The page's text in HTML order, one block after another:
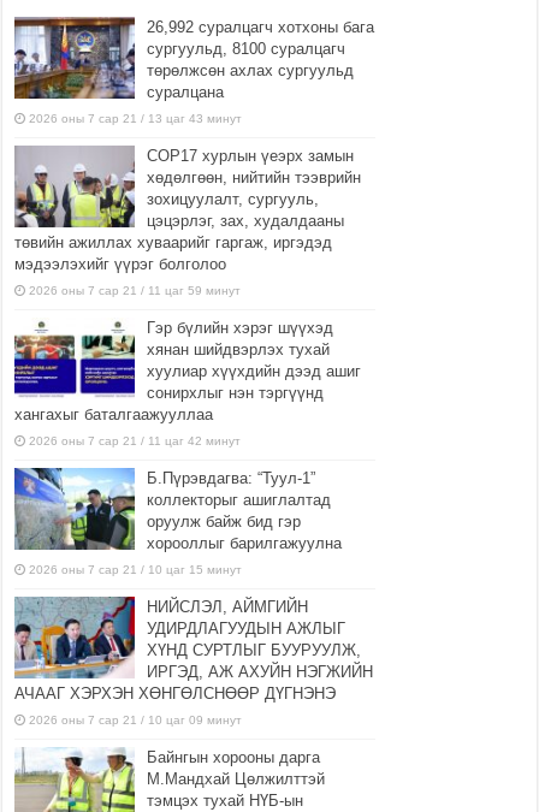
26,992 суралцагч хотхоны бага
сургуульд, 8100 суралцагч
төрөлжсөн ахлах сургуульд
суралцана
2026 оны 7 сар 21 / 13 цаг 43 минут
COP17 хурлын үеэрх замын
хөдөлгөөн, нийтийн тээврийн
зохицуулалт, сургууль,
цэцэрлэг, зах, худалдааны
төвийн ажиллах хуваарийг гаргаж, иргэдэд
мэдээлэхийг үүрэг болголоо
2026 оны 7 сар 21 / 11 цаг 59 минут
Гэр бүлийн хэрэг шүүхэд
хянан шийдвэрлэх тухай
хуулиар хүүхдийн дээд ашиг
сонирхлыг нэн тэргүүнд
хангахыг баталгаажууллаа
2026 оны 7 сар 21 / 11 цаг 42 минут
Б.Пүрэвдагва: “Туул-1”
коллекторыг ашиглалтад
оруулж байж бид гэр
хорооллыг барилгажуулна
2026 оны 7 сар 21 / 10 цаг 15 минут
НИЙСЛЭЛ, АЙМГИЙН
УДИРДЛАГУУДЫН АЖЛЫГ
ХҮНД СУРТЛЫГ БУУРУУЛЖ,
ИРГЭД, АЖ АХУЙН НЭГЖИЙН
АЧААГ ХЭРХЭН ХӨНГӨЛСНӨӨР ДҮГНЭНЭ
2026 оны 7 сар 21 / 10 цаг 09 минут
Байнгын хорооны дарга
М.Мандхай Цөлжилттэй
тэмцэх тухай НҮБ-ын